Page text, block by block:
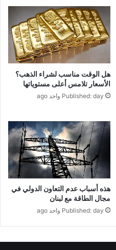
هل الوقت مناسب لشراء الذهب؟
الأسعار تلامس أعلى مستوياتها
Published: day واحد ago
هذه أسباب عدم التعاون الدولي في
مجال الطاقة مع لبنان
Published: day واحد ago